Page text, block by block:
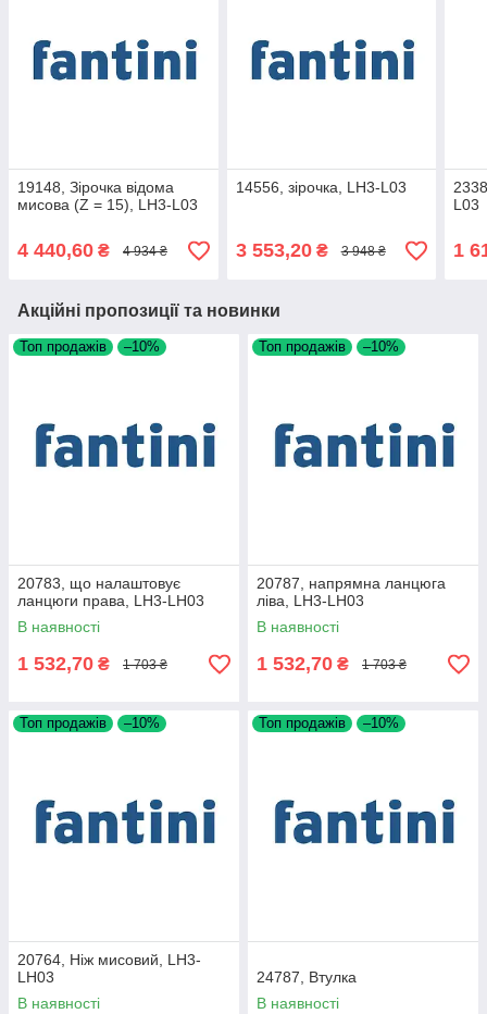
19148, Зірочка відома
мисова (Z = 15), LH3-L03
4 440,60 ₴ 4 934 ₴
14556, зірочка, LH3-L03
3 553,20₴ 3 948 ₴
L03
1
Акційні пропозиції та новинки
Топ продажів –10%
20783, що налаштовує
ланцюги права, LH3-LH03
В наявності
1 532,70 ₴ 1 703 ₴
Топ продажів –10%
20787, напрямна ланцюга
ліва, LH3-LH03
В наявності
1 532,70 ₴ 1 703 ₴
Топ продажів –10%
20764, Ніж мисовий, LH3-
LH03
В наявності
Топ продажів –10%
24787, Втулка
В наявності